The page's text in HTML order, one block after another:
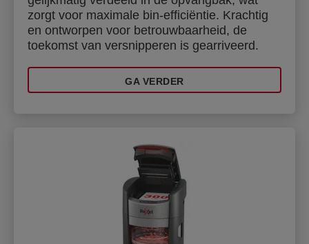
zorgt voor maximale bin-efficiëntie. Krachtig
en ontworpen voor betrouwbaarheid, de
toekomst van versnipperen is gearriveerd.
GA VERDER